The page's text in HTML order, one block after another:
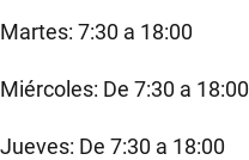
Martes: 7:30 a 18:00
Miércoles: De 7:30 a 18:00
Jueves: De 7:30 a 18:00